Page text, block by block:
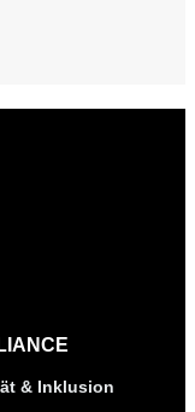
& Inklusion